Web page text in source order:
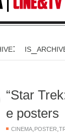
“Star
e posters
CINEMA, POSTER,